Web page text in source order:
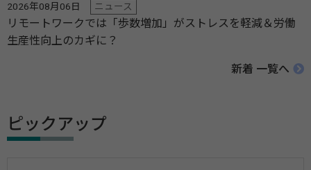
2026年08月06日 ニュース
リモートワークでは「歩数増加」がストレスを軽減＆労働
生産性向上のカギに？
新着 一覧へ
ピックアップ